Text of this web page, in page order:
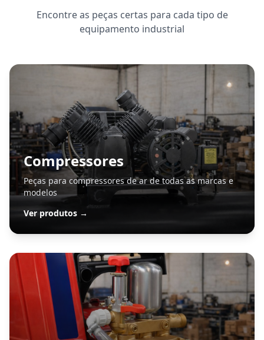
Encontre as peças certas para cada tipo de
equipamento industrial
Compressores
Peças para compressores de ar de todas as marcas e
modelos
Ver produtos →